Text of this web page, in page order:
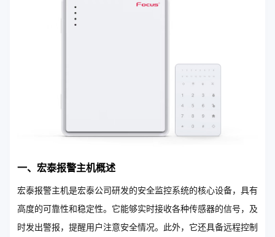
一、宏泰报警主机概述
宏泰报警主机是宏泰公司研发的安全监控系统的核心设备，具有
高度的可靠性和稳定性。它能够实时接收各种传感器的信号，及
时发出警报，提醒用户注意安全情况。此外，它还具备远程控制